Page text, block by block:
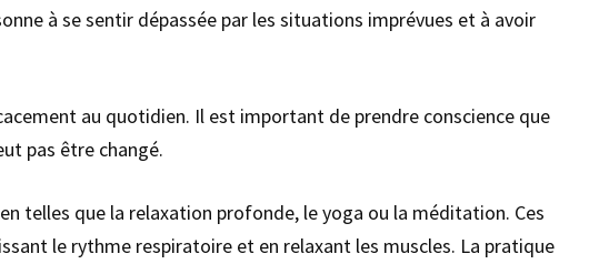
à se sentir dépassée par les situations imprévues et à avoir
au quotidien. Il est important de prendre conscience que
pas être changé.
telles que la relaxation profonde, le yoga ou la méditation. Ces
le rythme respiratoire et en relaxant les muscles. La pratique